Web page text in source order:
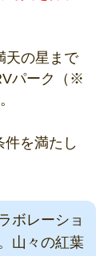
天の星まで
パーク（※
件を満たし
ボレーショ
山々の紅葉